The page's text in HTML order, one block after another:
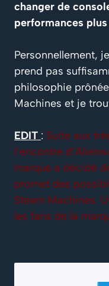
changer de
performances
Personnellement,
prend pas
philosophie
Machines et je
EDIT : Suite aux
l’encontre
marque a décidé
promet des
Steam Machines.
les fans de la